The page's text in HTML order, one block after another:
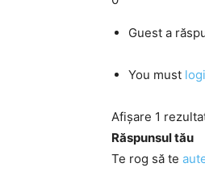
Guest a
You must
Afișare 1
Răspunsul tău
Te rog să te